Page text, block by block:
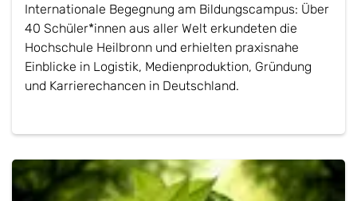
Internationale Begegnung am Bildungscampus: Über
40 Schüler*innen aus aller Welt erkundeten die
Hochschule Heilbronn und erhielten praxisnahe
Einblicke in Logistik, Medienproduktion, Gründung
und Karrierechancen in Deutschland.